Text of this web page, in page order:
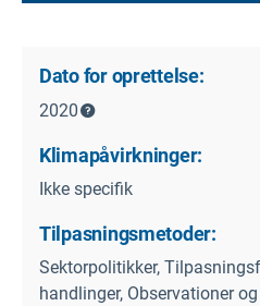
Dato for oprettelse:
2020
Klimapåvirkninger:
Ikke specifik
Tilpasningsmetoder:
Sektorpolitikker,
handlinger, Observationer